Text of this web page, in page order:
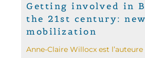
Getting involved in
the 21st century:
mobilization
Anne-Claire Willocx est l’auteure